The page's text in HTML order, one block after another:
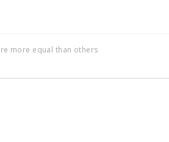
more equal than others